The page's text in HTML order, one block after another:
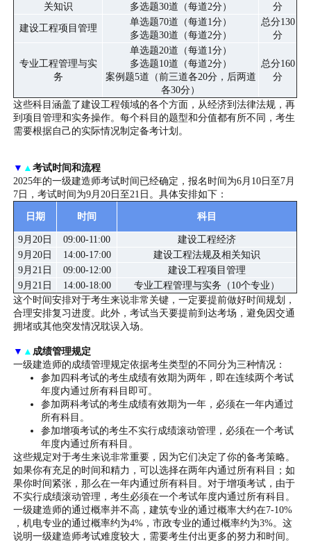
关知识
多选题30道（每道2分）
分
建设工程项目管理
单选题70道（每道1分）
多选题30道（每道2分）
总分130
分
专业工程管理与实
务
单选题20道（每道1分）
多选题10道（每道2分）
案例题5道（前三道各20分，后两道
各30分）
总分160
分
这些科目涵盖了建设工程领域的各个方面，从经济到法律法规，再
到项目管理和实务操作。每个科目的题型和分值都有所不同，考生
需要根据自己的实际情况制定备考计划。
▼ ▲考试时间和流程
2025年的一级建造师考试时间已经确定，报名时间为6月10日至7月
7日，考试时间为9月20日至21日。具体安排如下：
日期
时间 科目
9月20日 09:00-11:00
建设工程经济
9月20日
14:00-17:00
建设工程法规及相关知识
9月21日
09:00-12:00
建设工程项目管理
9月21日
14:00-18:00
专业工程管理与实务（10个专业）
这个时间安排对于考生来说非常关键，一定要提前做好时间规划，
合理安排复习进度。此外，考试当天要提前到达考场，避免因交通
拥堵或其他突发情况耽误入场。
▼ ▲成绩管理规定
一级建造师的成绩管理规定依据考生类型的不同分为三种情况：
参加四科考试的考生成绩有效期为两年，即在连续两个考试
年度内通过所有科目即可。
参加两科考试的考生成绩有效期为一年，必须在一年内通过
所有科目。
参加增项考试的考生不实行成绩滚动管理，必须在一个考试
年度内通过所有科目。
这些规定对于考生来说非常重要，因为它们决定了你的备考策略。
如果你有充足的时间和精力，可以选择在两年内通过所有科目；如
果你时间紧张，那么在一年内通过所有科目。对于增项考试，由于
不实行成绩滚动管理，考生必须在一个考试年度内通过所有科目。
一级建造师的通过概率并不高，建筑专业的通过概率大约在7-10%
，机电专业的通过概率约为4%，市政专业的通过概率约为3%。这
说明一级建造师考试难度较大，需要考生付出更多的努力和时间。